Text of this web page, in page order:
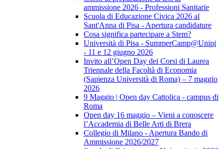
ammissione 2026 - Professioni Sanitarie
Scuola di Educazione Civica 2026 al
Sant'Anna di Pisa - Apertura candidature
Cosa significa partecipare a Stem?
Università di Pisa - SummerCamp@Unipi
- 11 e 12 giugno 2026
Invito all’Open Day dei Corsi di Laurea
Triennale della Facoltà di Economia
(Sapienza Università di Roma) – 7 maggio
2026
9 Maggio | Open day Cattolica - campus di
Roma
Open day 16 maggio – Vieni a conoscere
l’Accademia di Belle Arti di Brera
Collegio di Milano - Apertura Bando di
Ammissione 2026/2027